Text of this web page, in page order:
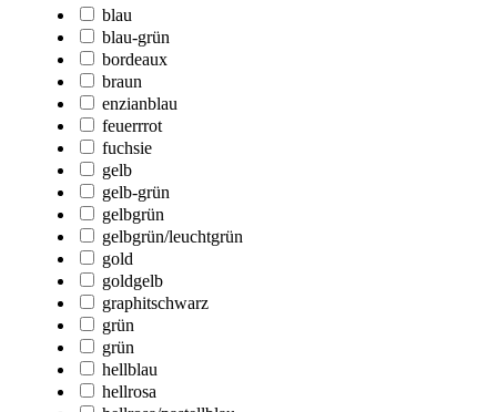
blau
blau-grün
bordeaux
braun
enzianblau
feuerrrot
fuchsie
gelb
gelb-grün
gelbgrün
gelbgrün/leuchtgrün
gold
goldgelb
graphitschwarz
grün
grün
hellblau
hellrosa